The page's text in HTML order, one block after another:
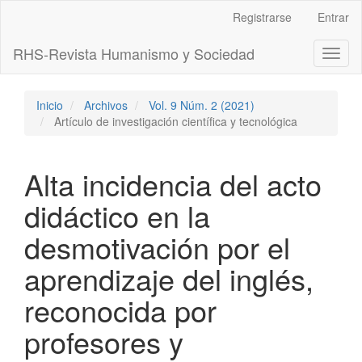
principal
Barra
Registrarse Entrar
RHS-Revista Humanismo y Sociedad
Inicio Archivos
Vol. 9 Núm. 2 (2021)
Artículo de investigación científica y tecnológica
Alta incidencia del acto
didáctico en la
desmotivación por el
aprendizaje del inglés,
reconocida por
profesores y